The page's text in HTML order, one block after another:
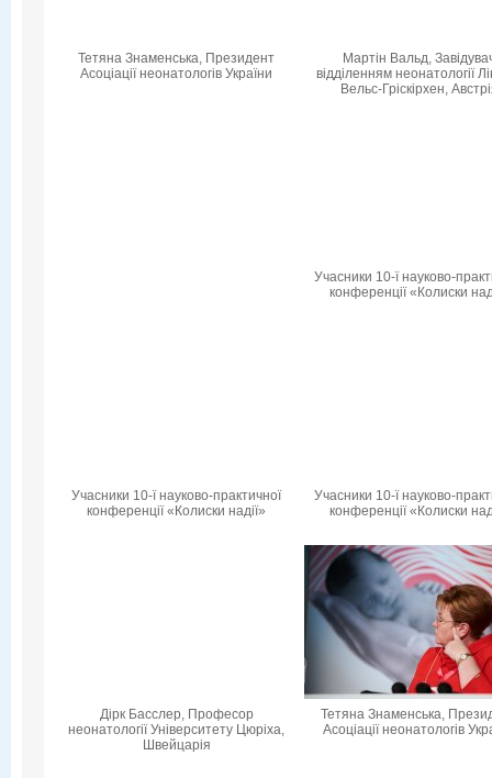
Тетяна Знаменська, Президент
Асоціації неонатологів України
Мартін Вальд,
відділенням неонатології
Вельс-Гріскірхен,
Учасники 10-ї науково-
конференції «Колиски
Учасники 10-ї науково-практичної
конференції «Колиски надії»
Учасники 10-ї науково-
конференції «Колиски
Дірк Басслер, Професор
неонатології Університету Цюріха,
Швейцарія
Тетяна Знаменська,
Асоціації неонатологів